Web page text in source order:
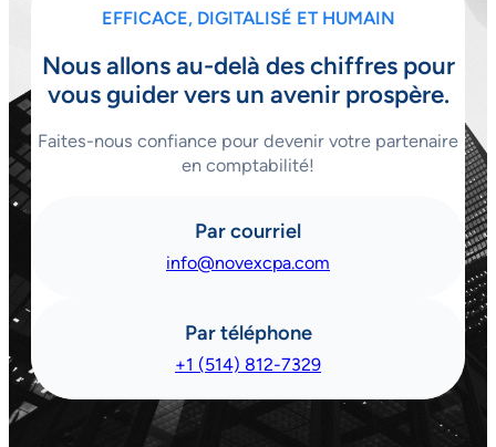
EFFICACE, DIGITALISÉ ET HUMAIN
Nous allons au-delà des chiffres pour
vous guider vers un avenir prospère.
Faites-nous confiance pour devenir votre partenaire
en comptabilité!
Par courriel
info@novexcpa.com
Par téléphone
+1 (514) 812-7329